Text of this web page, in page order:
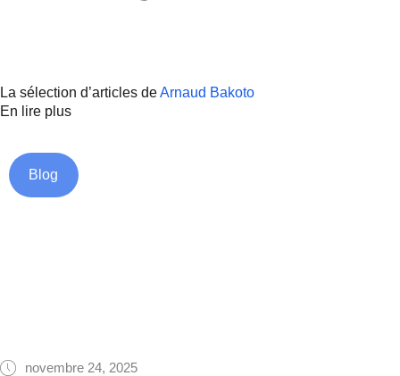
La sélection d’articles deArnaud Bakoto
En lire plus
Blog
novembre 24, 2025